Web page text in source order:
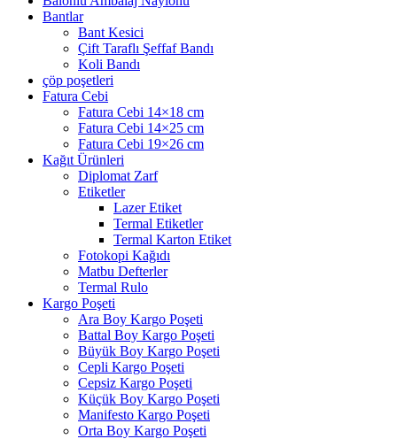
Bantlar
Bant Kesici
Çift Taraflı Şeffaf Bandı
Koli Bandı
çöp poşetleri
Fatura Cebi
Fatura Cebi 14×18 cm
Fatura Cebi 14×25 cm
Fatura Cebi 19×26 cm
Kağıt Ürünleri
Diplomat Zarf
Etiketler
Lazer Etiket
Termal Etiketler
Termal Karton Etiket
Fotokopi Kağıdı
Matbu Defterler
Termal Rulo
Kargo Poşeti
Ara Boy Kargo Poşeti
Battal Boy Kargo Poşeti
Büyük Boy Kargo Poşeti
Cepli Kargo Poşeti
Cepsiz Kargo Poşeti
Küçük Boy Kargo Poşeti
Manifesto Kargo Poşeti
Orta Boy Kargo Poşeti